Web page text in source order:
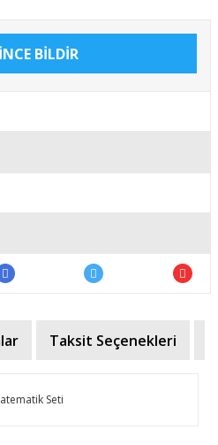
BİLDİR
Taksit Seçenekleri
Seti